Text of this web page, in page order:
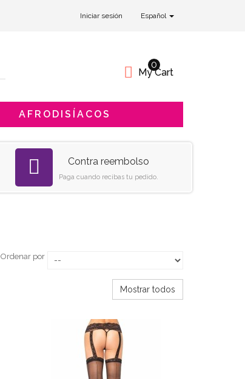
Iniciar sesión Español
My Cart
0
AFRODISÍACOS
Contra reembolso
Paga cuando recibas tu pedido.
Ordenar por
Mostrar todos